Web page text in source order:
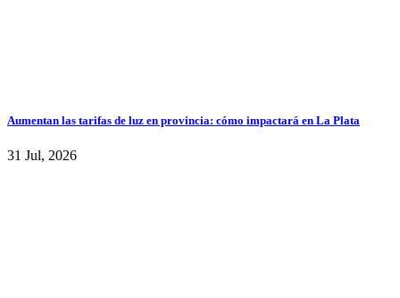
Aumentan las tarifas de luz en provincia: cómo impactará en La Plata
31 Jul, 2026